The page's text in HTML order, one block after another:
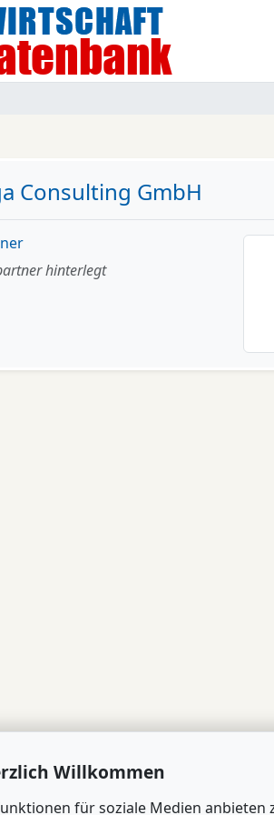
Consulting GmbH
hinterlegt
Willkommen
für soziale Medien anbieten